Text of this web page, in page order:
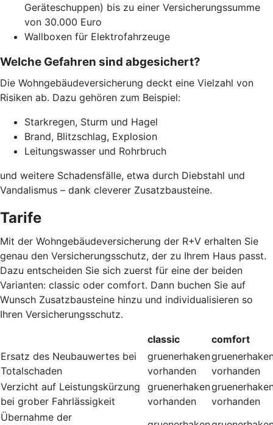
Geräteschuppen) bis zu einer Versicherungssumme
von 30.000 Euro
Wallboxen für Elektrofahrzeuge
Welche Gefahren sind abgesichert?
Die Wohngebäudeversicherung deckt eine Vielzahl von
Risiken ab. Dazu gehören zum Beispiel:
Starkregen, Sturm und Hagel
Brand, Blitzschlag, Explosion
Leitungswasser und Rohrbruch
und weitere Schadensfälle, etwa durch Diebstahl und
Vandalismus – dank cleverer Zusatzbausteine.
Tarife
Mit der Wohngebäudeversicherung der R+V erhalten Sie
genau den Versicherungsschutz, der zu Ihrem Haus passt.
Dazu entscheiden Sie sich zuerst für eine der beiden
Varianten: classic oder comfort. Dann buchen Sie auf
Wunsch Zusatzbausteine hinzu und individualisieren so
Ihren Versicherungsschutz.
classic
comfort
Ersatz des Neubauwertes bei
Totalschaden
gruenerhaken
vorhanden
vorhanden
Verzicht auf Leistungskürzung
bei grober Fahrlässigkeit
gruenerhaken
vorhanden
vorhanden
Übernahme der